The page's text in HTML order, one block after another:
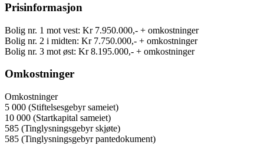
Prisinformasjon
Bolig nr. 1 mot vest: Kr 7.950.000,- + omkostninger
Bolig nr. 2 i midten: Kr 7.750.000,- + omkostninger
Bolig nr. 3 mot øst: Kr 8.195.000,- + omkostninger
Omkostninger
Omkostninger
5 000 (Stiftelsesgebyr sameiet)
10 000 (Startkapital sameiet)
585 (Tinglysningsgebyr skjøte)
585 (Tinglysningsgebyr pantedokument)